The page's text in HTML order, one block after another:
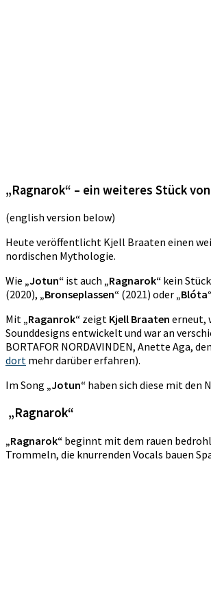
„Ragnarok“ – ein weiteres Stück
(english version below)
Heute veröffentlicht Kjell Braaten einen
nordischen Mythologie.
Wie „Jotun“ ist auch „Ragnarok“ kein
(2020), „Bronseplassen“ (2021) oder
Mit„Raganrok“ zeigt Kjell Braaten erneut,
Sounddesigns entwickelt und war an
BORTAFOR NORDAVINDEN, Anette Aga,
dort mehr darüber erfahren).
Im Song „Jotun“ haben sich diese mit den
„Ragnarok“
„Ragnarok“ beginnt mit dem rauen
Trommeln, die knurrenden Vocals bauen